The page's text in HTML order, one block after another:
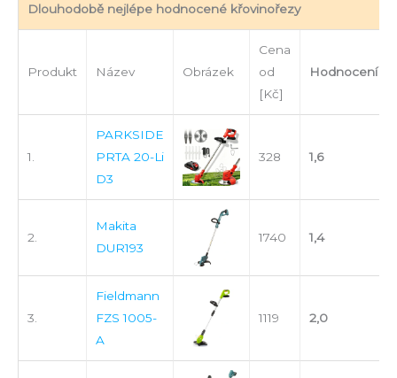
Dlouhodobě nejlépe hodnocené křovinořezy
Produkt Název Obrázek
Cena
od
[Kč]
Hodnocení
1.
PARKSIDE
PRTA 20-Li
D3
328 1,6
2.
Makita
DUR193
1740 1,4
3.
Fieldmann
FZS 1005-
A
1119 2,0